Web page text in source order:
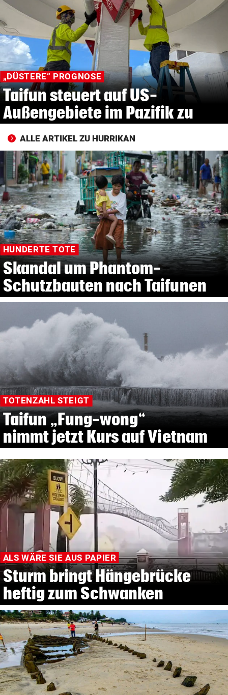
© Krone Multimedia GmbH & Co KG 2026
Muthgasse 2, 1190 Wien
„DÜSTERE“ PROGNOSE
Taifun steuert auf US-
Außengebiete im Pazifik zu
ALLE ARTIKEL ZU HURRIKAN
HUNDERTE TOTE
Skandal um Phantom-
Schutzbauten nach Taifunen
TOTENZAHL STEIGT
Taifun „Fung-wong“
nimmt jetzt Kurs auf Vietnam
ALS WÄRE SIE AUS PAPIER
Sturm bringt Hängebrücke
heftig zum Schwanken